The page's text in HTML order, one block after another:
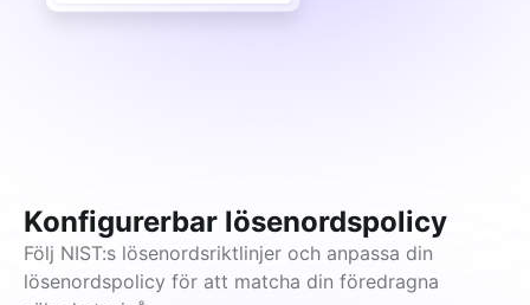
Konfigurerbar lösenordspolicy
Följ NIST:s lösenordsriktlinjer och anpassa din
lösenordspolicy för att matcha din föredragna